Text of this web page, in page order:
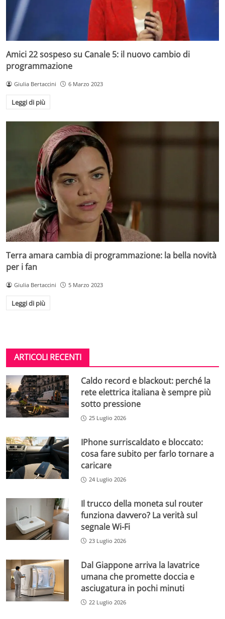
Amici 22 sospeso su Canale 5: il nuovo cambio di
programmazione
Giulia Bertaccini 6 Marzo 2023
Leggi di più
Terra amara cambia di programmazione: la bella novità
per i fan
Giulia Bertaccini 5 Marzo 2023
Leggi di più
ARTICOLI RECENTI
Caldo record e blackout: perché la
rete elettrica italiana è sempre più
sotto pressione
25 Luglio 2026
IPhone surriscaldato e bloccato:
cosa fare subito per farlo tornare a
caricare
24 Luglio 2026
Il trucco della moneta sul router
funziona davvero? La verità sul
segnale Wi-Fi
23 Luglio 2026
Dal Giappone arriva la lavatrice
umana che promette doccia e
asciugatura in pochi minuti
22 Luglio 2026